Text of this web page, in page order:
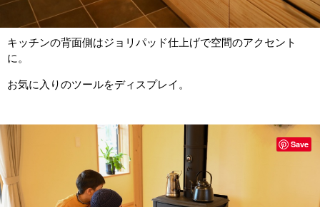
キッチンの背面側はジョリパッド仕上げで空間のアクセント
に。
お気に入りのツールをディスプレイ。
Save